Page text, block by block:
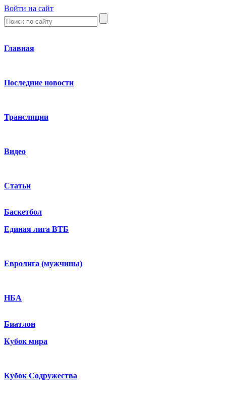
Войти на сайт
Главная
Последние новости
Трансляции
Видео
Статьи
Баскетбол
Единая лига ВТБ
Евролига (мужчины)
НБА
Биатлон
Кубок мира
Кубок Содружества